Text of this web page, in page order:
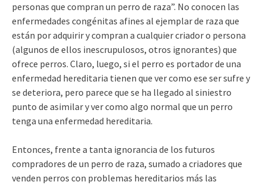
personas que compran un perro de raza”. No conocen las
enfermedades congénitas afines al ejemplar de raza que
están por adquirir y compran a cualquier criador o persona
(algunos de ellos inescrupulosos, otros ignorantes) que
ofrece perros. Claro, luego, si el perro es portador de una
enfermedad hereditaria tienen que ver como ese ser sufre y
se deteriora, pero parece que se ha llegado al siniestro
punto de asimilar y ver como algo normal que un perro
tenga una enfermedad hereditaria.
Entonces, frente a tanta ignorancia de los futuros
compradores de un perro de raza, sumado a criadores que
venden perros con problemas hereditarios más las